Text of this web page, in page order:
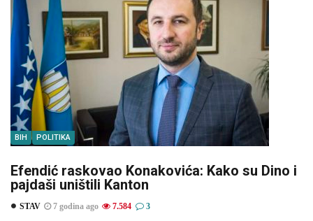
BIH POLITIKA
Efendić raskovao Konakovića: Kako su Dino i
pajdaši uništili Kanton
STAV 7 godina ago 7.584 3